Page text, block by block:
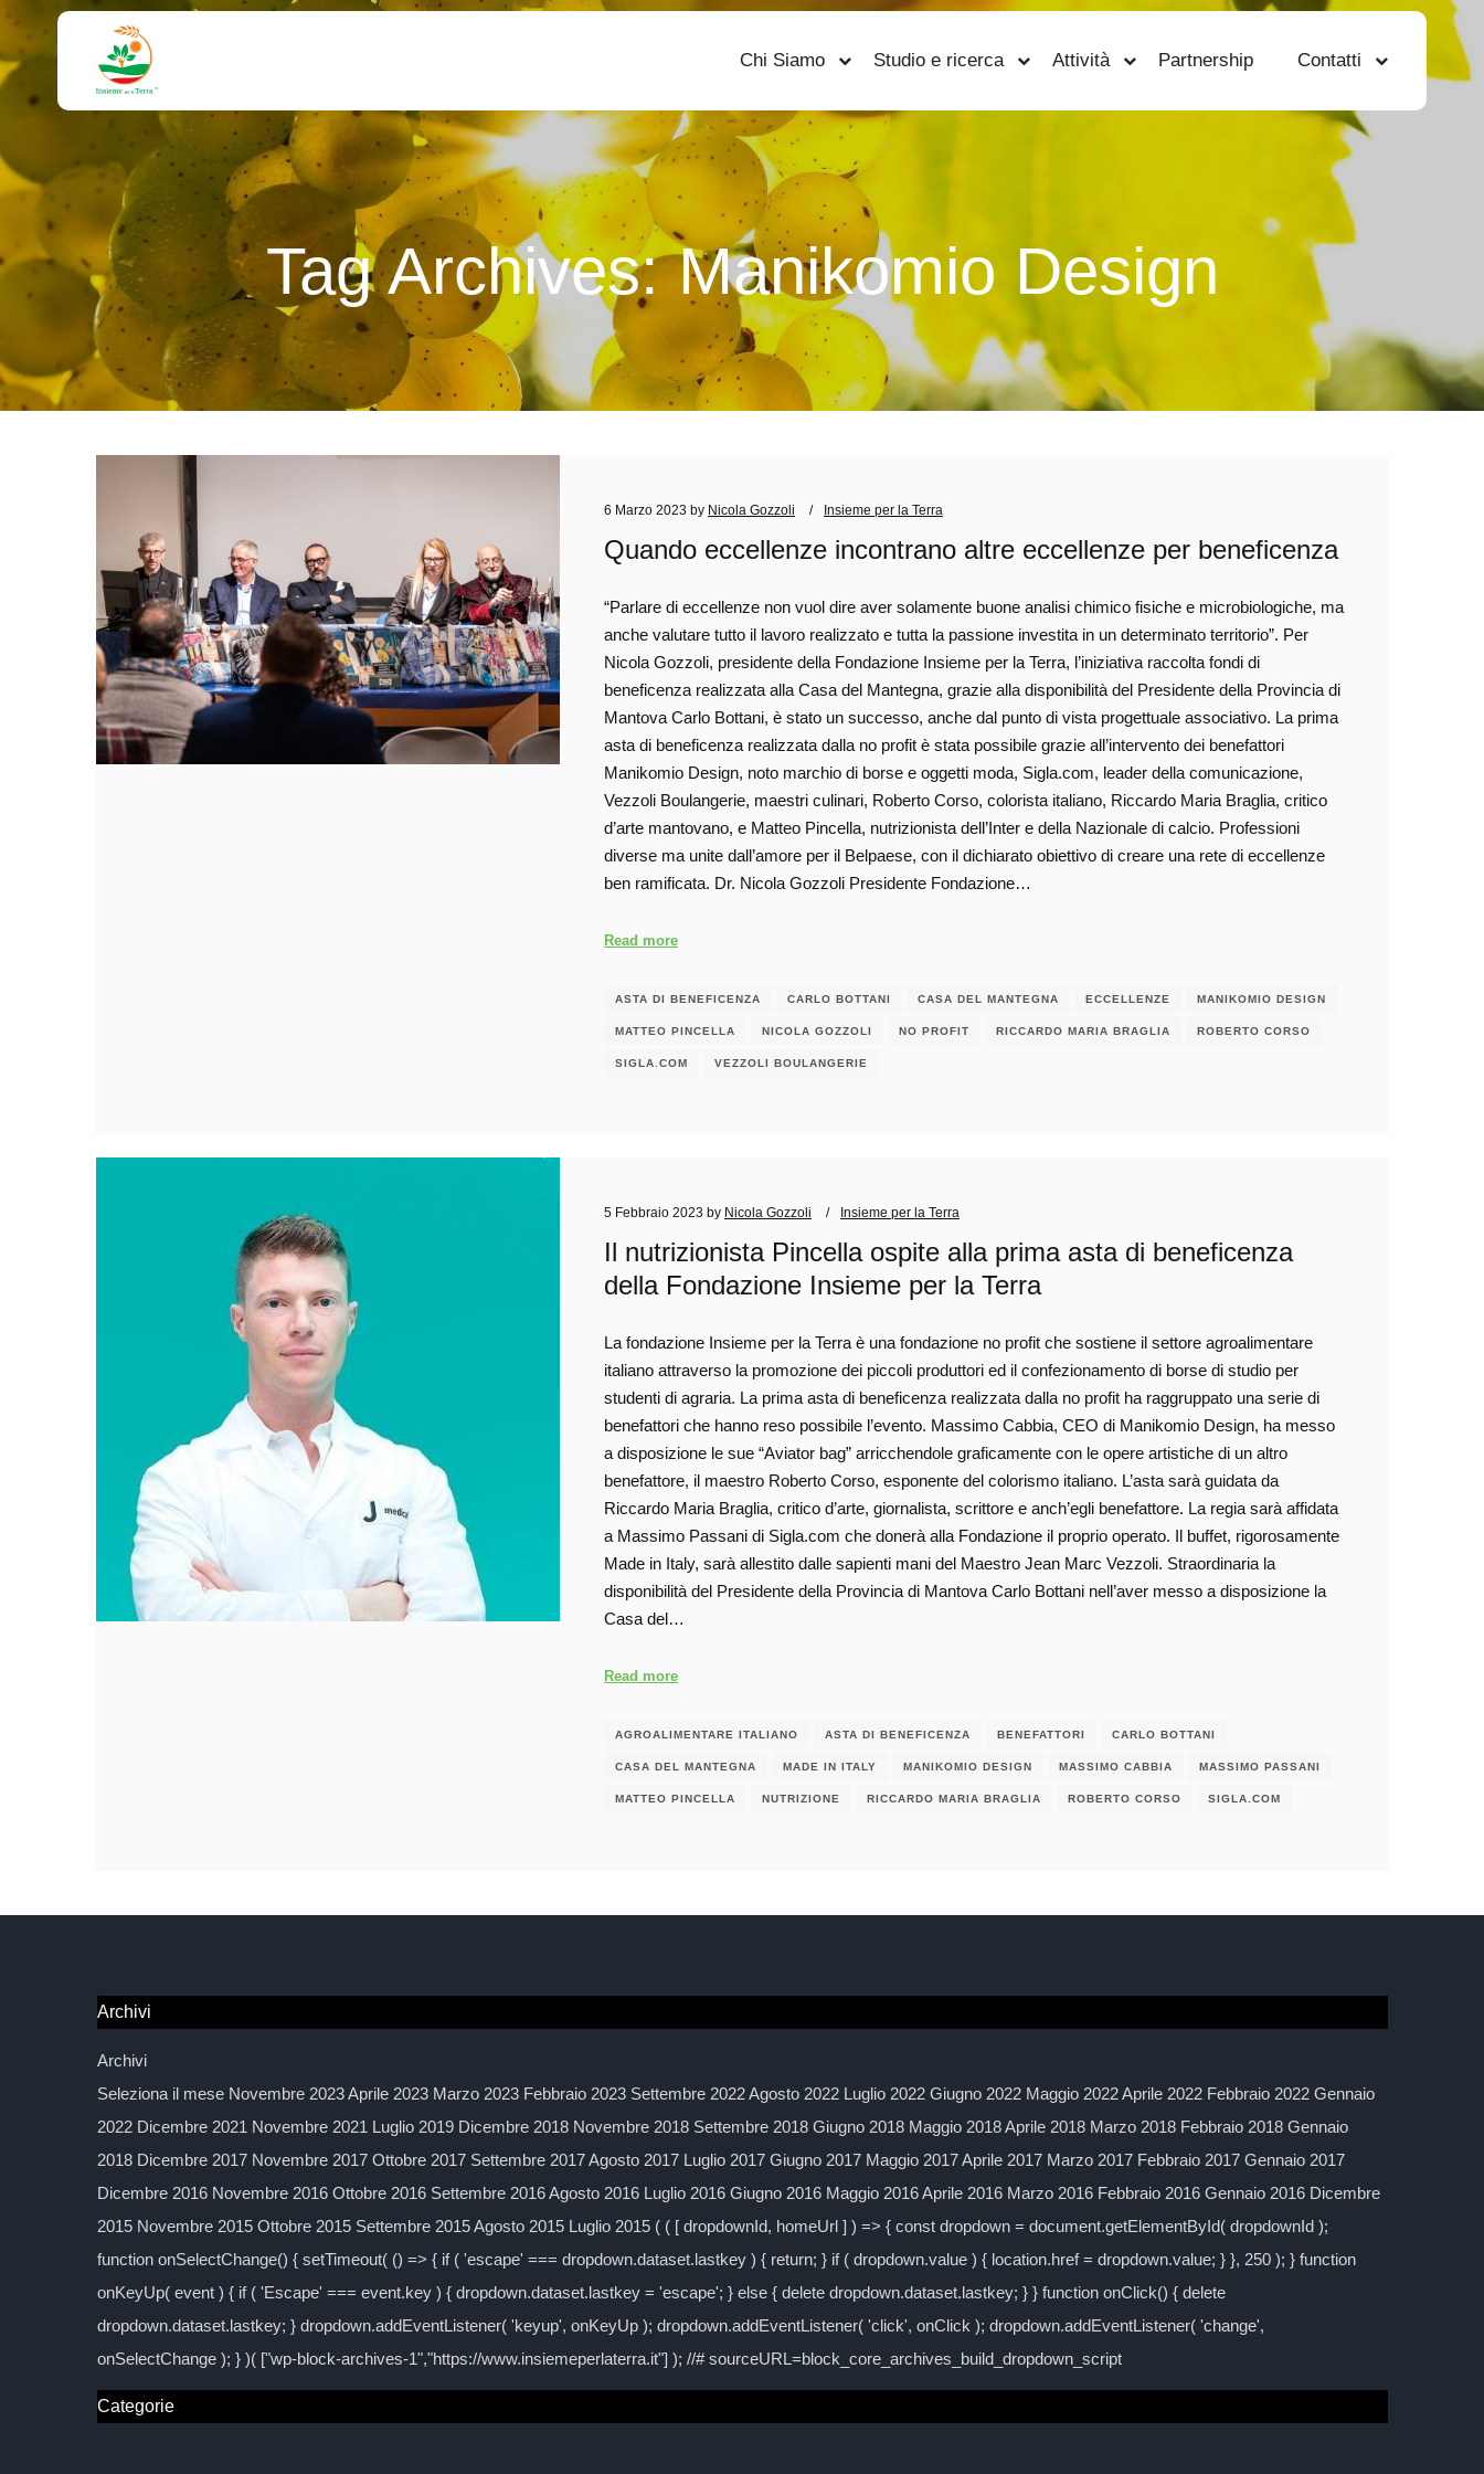
Chi Siamo Studio e ricerca Attività Partnership Contatti
Tag Archives:Manikomio Design
6 Marzo 2023 by Nicola Gozzoli Insieme per la Terra
Quando eccellenze incontrano altre eccellenze per beneficenza
“Parlare di eccellenze non vuol dire aver solamente buone analisi chimico fisiche e microbiologiche, ma
anche valutare tutto il lavoro realizzato e tutta la passione investita in un determinato territorio”. Per
Nicola Gozzoli, presidente della Fondazione Insieme per la Terra, l’iniziativa raccolta fondi di
beneficenza realizzata alla Casa del Mantegna, grazie alla disponibilità del Presidente della Provincia di
Mantova Carlo Bottani, è stato un successo, anche dal punto di vista progettuale associativo. La prima
asta di beneficenza realizzata dalla no profit è stata possibile grazie all’intervento dei benefattori
Manikomio Design, noto marchio di borse e oggetti moda, Sigla.com, leader della comunicazione,
Vezzoli Boulangerie, maestri culinari, Roberto Corso, colorista italiano, Riccardo Maria Braglia, critico
d’arte mantovano, e Matteo Pincella, nutrizionista dell’Inter e della Nazionale di calcio. Professioni
diverse ma unite dall’amore per il Belpaese, con il dichiarato obiettivo di creare una rete di eccellenze
ben ramificata. Dr. Nicola Gozzoli Presidente Fondazione…
Read more
ASTA DI BENEFICENZA CARLO BOTTANI CASA DEL MANTEGNA ECCELLENZE MANIKOMIO DESIGN
MATTEO PINCELLA NICOLA GOZZOLI NO PROFIT RICCARDO MARIA BRAGLIA ROBERTO CORSO
SIGLA.COM VEZZOLI BOULANGERIE
5 Febbraio 2023 by Nicola Gozzoli Insieme per la Terra
Il nutrizionista Pincella ospite alla prima asta di beneficenza
della Fondazione Insieme per la Terra
La fondazione Insieme per la Terra è una fondazione no profit che sostiene il settore agroalimentare
italiano attraverso la promozione dei piccoli produttori ed il confezionamento di borse di studio per
studenti di agraria. La prima asta di beneficenza realizzata dalla no profit ha raggruppato una serie di
benefattori che hanno reso possibile l’evento. Massimo Cabbia, CEO di Manikomio Design, ha messo
a disposizione le sue “Aviator bag” arricchendole graficamente con le opere artistiche di un altro
benefattore, il maestro Roberto Corso, esponente del colorismo italiano. L’asta sarà guidata da
Riccardo Maria Braglia, critico d’arte, giornalista, scrittore e anch’egli benefattore. La regia sarà affidata
a Massimo Passani di Sigla.com che donerà alla Fondazione il proprio operato. Il buffet, rigorosamente
Made in Italy, sarà allestito dalle sapienti mani del Maestro Jean Marc Vezzoli. Straordinaria la
disponibilità del Presidente della Provincia di Mantova Carlo Bottani nell’aver messo a disposizione la
Casa del…
Read more
AGROALIMENTARE ITALIANO ASTA DI BENEFICENZA BENEFATTORI CARLO BOTTANI
CASA DEL MANTEGNA MADE IN ITALY MANIKOMIO DESIGN MASSIMO CABBIA MASSIMO PASSANI
MATTEO PINCELLA NUTRIZIONE RICCARDO MARIA BRAGLIA ROBERTO CORSO SIGLA.COM
Archivi
Archivi
Seleziona il mese Novembre 2023 Aprile 2023 Marzo 2023 Febbraio 2023 Settembre 2022 Agosto 2022 Luglio 2022 Giugno 2022 Maggio 2022 Aprile 2022 Febbraio 2022 Gennaio
2022 Dicembre 2021 Novembre 2021 Luglio 2019 Dicembre 2018 Novembre 2018 Settembre 2018 Giugno 2018 Maggio 2018 Aprile 2018 Marzo 2018 Febbraio 2018 Gennaio
2018 Dicembre 2017 Novembre 2017 Ottobre 2017 Settembre 2017 Agosto 2017 Luglio 2017 Giugno 2017 Maggio 2017 Aprile 2017 Marzo 2017 Febbraio 2017 Gennaio 2017
Dicembre 2016 Novembre 2016 Ottobre 2016 Settembre 2016 Agosto 2016 Luglio 2016 Giugno 2016 Maggio 2016 Aprile 2016 Marzo 2016 Febbraio 2016 Gennaio 2016 Dicembre
2015 Novembre 2015 Ottobre 2015 Settembre 2015 Agosto 2015 Luglio 2015 ( ( [ dropdownId, homeUrl ] ) => { const dropdown = document.getElementById( dropdownId );
function onSelectChange() { setTimeout( () => { if ( 'escape' === dropdown.dataset.lastkey ) { return; } if ( dropdown.value ) { location.href = dropdown.value; } }, 250 ); } function
onKeyUp( event ) { if ( 'Escape' === event.key ) { dropdown.dataset.lastkey = 'escape'; } else { delete dropdown.dataset.lastkey; } } function onClick() { delete
dropdown.dataset.lastkey; } dropdown.addEventListener( 'keyup', onKeyUp ); dropdown.addEventListener( 'click', onClick ); dropdown.addEventListener( 'change',
onSelectChange ); } )( ["wp-block-archives-1","https://www.insiemeperlaterra.it"] ); //# sourceURL=block_core_archives_build_dropdown_script
Categorie